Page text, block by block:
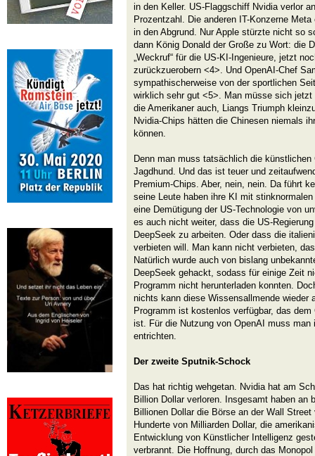
in den Keller. US-Flaggschiff Nvidia verlor
Prozentzahl. Die anderen IT-Konzerne
in den Abgrund. Nur Apple stürzte nicht so
dann König Donald der Große zu Wort: die
„Weckruf“ für die US-KI-Ingenieure, jetzt
zurückzuerobern <4>. Und OpenAI-Chef
sympathischerweise von der sportlichen
wirklich sehr gut <5>. Man müsse sich
die Amerikaner auch, Liangs Triumph
Nvidia-Chips hätten die Chinesen niemals
können.
Denn man muss tatsächlich die künstlichen
Jagdhund. Und das ist teuer und
Premium-Chips. Aber, nein, nein. Da führt
seine Leute haben ihre KI mit
eine Demütigung der US-Technologie von
es auch nicht weiter, dass die US-
DeepSeek zu arbeiten. Oder dass die
verbieten will. Man kann nicht verbieten,
Natürlich wurde auch von bislang
DeepSeek gehackt, sodass für einige Zeit
Programm nicht herunterladen konnten.
nichts kann diese Wissensallmende wieder
Programm ist kostenlos verfügbar, das
ist. Für die Nutzung von OpenAI muss man
entrichten.
Der zweite Sputnik-Schock
Das hat richtig wehgetan. Nvidia hat am
Billion Dollar verloren. Insgesamt haben an
Billionen Dollar die Börse an der Wall
Hunderte von Milliarden Dollar, die
Entwicklung von Künstlicher Intelligenz
verbrannt. Die Hoffnung, durch das